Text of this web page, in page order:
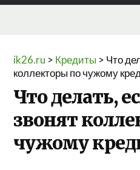
ik26.ru > Кредиты > Что
коллекторы по чужому
Что делать,
звонят
чужому